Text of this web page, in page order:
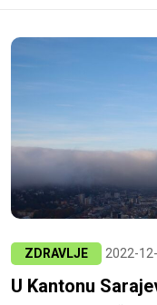
ZDRAVLJE 2022-
U Kantonu